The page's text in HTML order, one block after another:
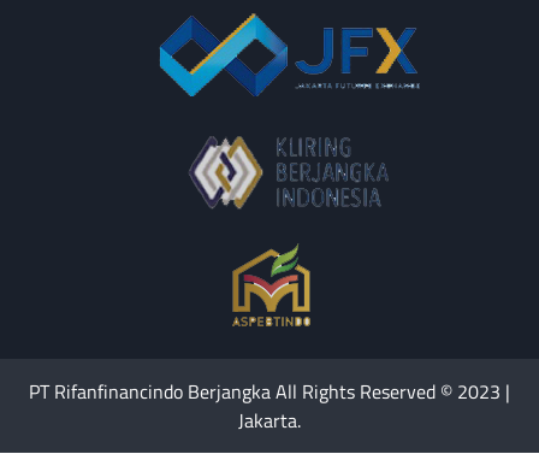
PT Rifanfinancindo Berjangka All Rights Reserved © 2023 |
Jakarta.